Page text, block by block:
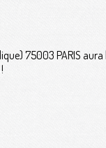
75003 PARIS